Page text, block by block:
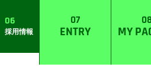
07
ENTRY MY
06
採用情報